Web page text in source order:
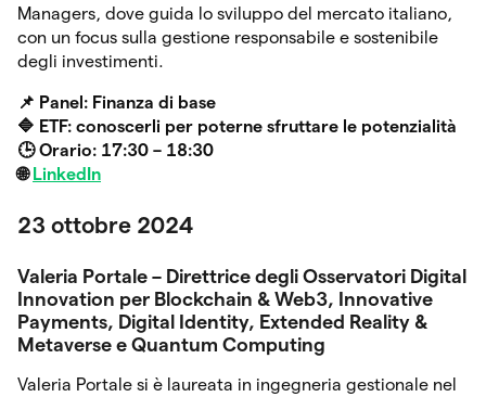
Managers, dove guida lo sviluppo del mercato italiano,
con un focus sulla gestione responsabile e sostenibile
degli investimenti.
📌 Panel: Finanza di base
🔷 ETF: conoscerli per poterne sfruttare le potenzialità
🕒 Orario: 17:30 – 18:30
🌐 LinkedIn
23 ottobre 2024
Valeria Portale – Direttrice degli Osservatori Digital
Innovation per Blockchain & Web3, Innovative
Payments, Digital Identity, Extended Reality &
Metaverse e Quantum Computing
Valeria Portale si è laureata in ingegneria gestionale nel